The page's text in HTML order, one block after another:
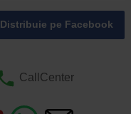
Distribuie pe Facebook
CallCenter